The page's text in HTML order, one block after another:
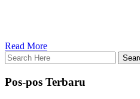
Read More
Pos-pos Terbaru